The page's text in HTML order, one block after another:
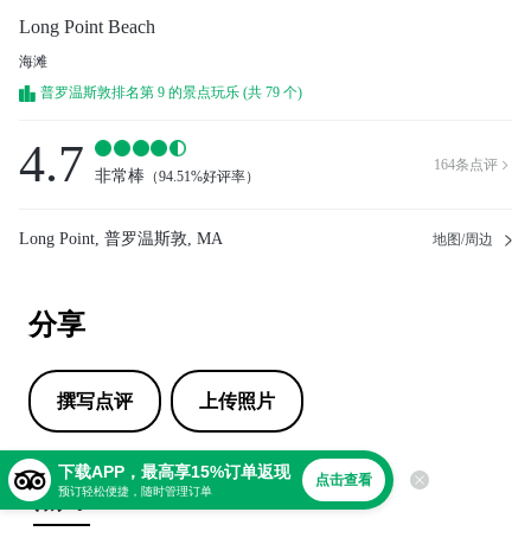
Long Point Beach
海滩
普罗温斯敦排名第 9 的景点玩乐 (共 79 个)
4.7 非常棒 （94.51%好评率）
164条点评 
Long Point, 普罗温斯敦, MA 地图/周边
分享
撰写点评 上传照片
点评
下载APP，最高享15%订单返现
预订轻松便捷，随时管理订单
点击查看